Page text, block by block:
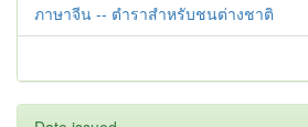
ภาษาจีน -- ตำราสำหรับชนต่างชาติ